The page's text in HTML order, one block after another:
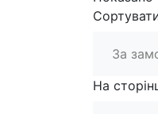
За
На